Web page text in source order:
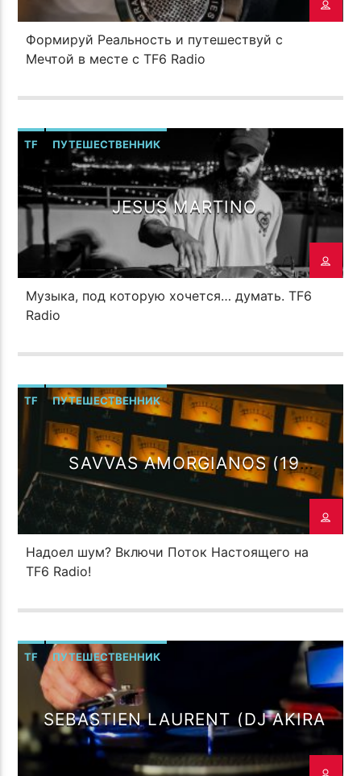
ТОНАЛЬНОСТЬ ДУШИ ( CCCP
CREW MIX DEEP HOUSE VOL 2 )
TROLL FAMILY РОМАН МЕЛЬМОНТ
TF6 Radio
Формируй Реальность и путешествуй с
Мечтой в месте с TF6 Radio
TF ПУТЕШЕСТВЕННИК
JESUS MARTINO
Музыка, под которую хочется… думать. TF6
Radio
TF ПУТЕШЕСТВЕННИК
SAVVAS AMORGIANOS (19
DEGREES)
Надоел шум? Включи Поток Настоящего на
TF6 Radio!
TF ПУТЕШЕСТВЕННИК
SEBASTIEN LAURENT (DJ AKIRA
PROPHETS TRIBE)